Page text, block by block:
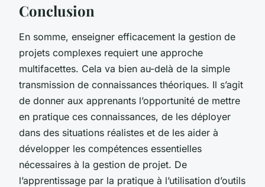
Conclusion
En somme, enseigner efficacement la gestion de
projets complexes requiert une approche
multifacettes. Cela va bien au-delà de la simple
transmission de connaissances théoriques. Il s’agit
de donner aux apprenants l’opportunité de mettre
en pratique ces connaissances, de les déployer
dans des situations réalistes et de les aider à
développer les compétences essentielles
nécessaires à la gestion de projet. De
l’apprentissage par la pratique à l’utilisation d’outils